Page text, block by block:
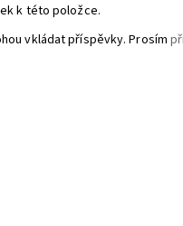
k této položce.
vkládat příspěvky. Prosím